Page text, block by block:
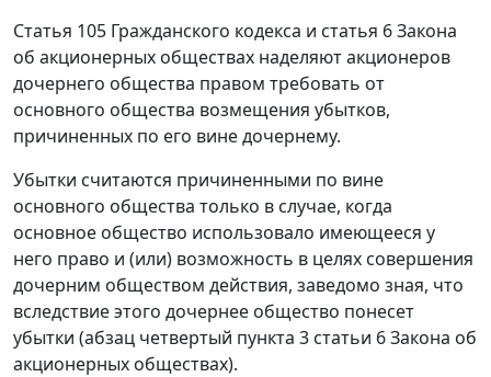
Статья 105 Гражданского кодекса и статья 6 Закона
об акционерных обществах наделяют акционеров
дочернего общества правом требовать от
основного общества возмещения убытков,
причиненных по его вине дочернему.
Убытки считаются причиненными по вине
основного общества только в случае, когда
основное общество использовало имеющееся у
него право и (или) возможность в целях совершения
дочерним обществом действия, заведомо зная, что
вследствие этого дочернее общество понесет
убытки (абзац четвертый пункта 3 статьи 6 Закона об
акционерных обществах).